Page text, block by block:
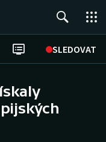
SLEDOVAT